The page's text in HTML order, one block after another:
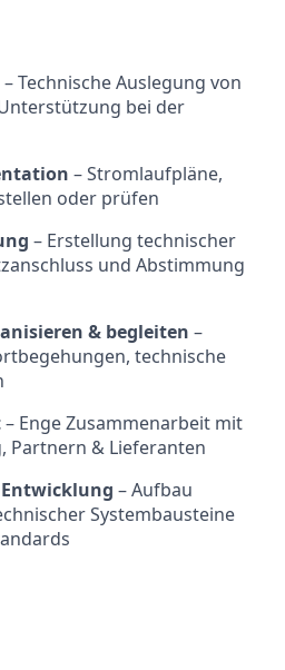
– Technische Auslegung von
bei der
– Stromlaufpläne,
oder prüfen
– Erstellung technischer
und Abstimmung
& begleiten –
technische
– Enge Zusammenarbeit mit
Partnern & Lieferanten
– Aufbau
Systembausteine